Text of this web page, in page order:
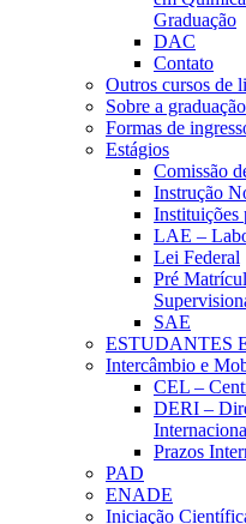
Graduação
DAC
Contato
Outros cursos de
Sobre a graduação
Formas de
Estágios
Comissão
Instrução
Instituições
LAE –
Lei Federal
Pré
SAE
ESTUDANTES
Intercâmbio e
CEL –
DERI –
Prazos
PAD
ENADE
Iniciação